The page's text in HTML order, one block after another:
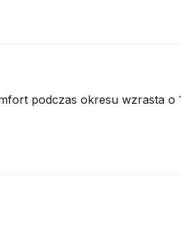
podczas okresu wzrasta o